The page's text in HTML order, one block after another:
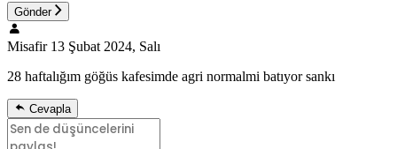
Gönder
Misafir 13 Şubat 2024, Salı
28 haftalığım göğüs kafesimde agri normalmi batıyor sankı
Cevapla